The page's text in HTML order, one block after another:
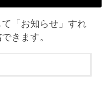
「お知らせ」すれ
きます。